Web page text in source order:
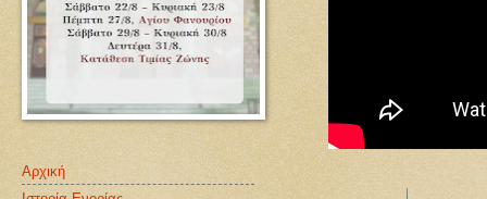
Αρχική